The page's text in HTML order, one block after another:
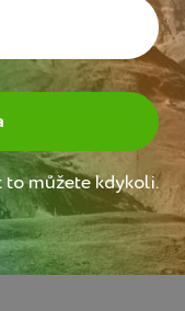
to můžete kdykoli.